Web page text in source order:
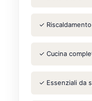
✓
✓ Cucina
✓ Essenziali da